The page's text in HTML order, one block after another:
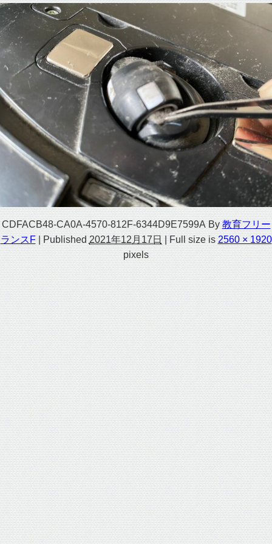
CDFACB48-CA0A-4570-812F-6344D9E7599A By 教育フリー
ランスF
Published 2021年12月17日 Full size is 2560 × 1920
pixels